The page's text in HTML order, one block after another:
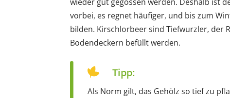
vorbei, es regnet häufiger, und bis zum
bilden. Kirschlorbeer sind Tiefwurzler, der
Bodendeckern befüllt werden.
Tipp:
Als Norm gilt, das Gehölz so tief zu